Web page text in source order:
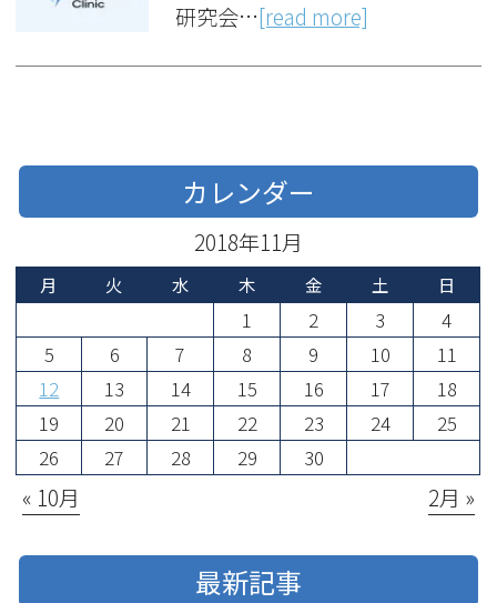
研究会…[read more]
カレンダー
2018年11月
月 火 水 木 金 土 日
1 2 3
4
5
6 7 8 9 10
11
12
13 14 15 16 17
18
19
20 21 22 23 24
25
26
27 28 29 30
« 10月 2月 »
最新記事